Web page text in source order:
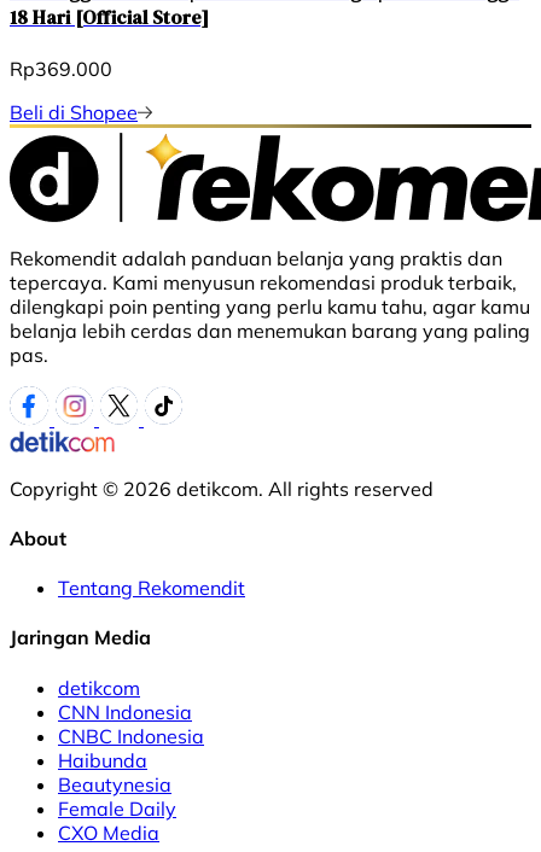
18 Hari [Official Store]
Rp369.000
Beli di Shopee
Rekomendit adalah panduan belanja yang praktis dan
tepercaya. Kami menyusun rekomendasi produk terbaik,
dilengkapi poin penting yang perlu kamu tahu, agar kamu
belanja lebih cerdas dan menemukan barang yang paling
pas.
Copyright © 2026 detikcom. All rights reserved
About
Tentang Rekomendit
Jaringan Media
detikcom
CNN Indonesia
CNBC Indonesia
Haibunda
Beautynesia
Female Daily
CXO Media